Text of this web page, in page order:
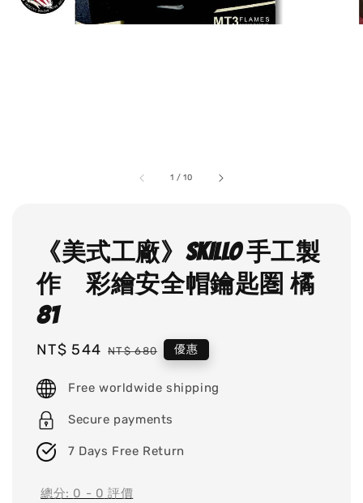
1 /10
《美式工廠》SKILLO 手工製
作 彩繪安全帽鑰匙圏 橘
81
Sale
NT$ 544 Regular
NT$ 680 優惠
Free worldwide shipping
Secure payments
7 Days Free Return
總分: 0 - 0 評價